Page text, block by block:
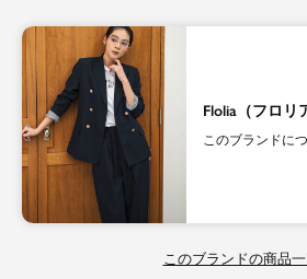
Flolia（フロリ
このブランドに
このブランドの商品